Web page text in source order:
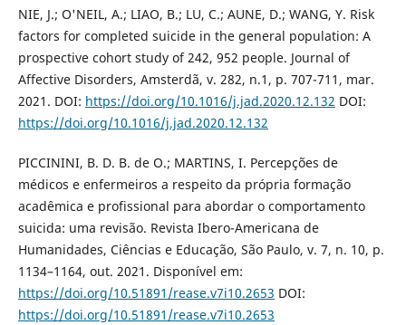
NIE, J.; O'NEIL, A.; LIAO, B.; LU, C.; AUNE, D.; WANG, Y. Risk
factors for completed suicide in the general population: A
prospective cohort study of 242, 952 people. Journal of
Affective Disorders, Amsterdã, v. 282, n.1, p. 707-711, mar.
2021. DOI: https://doi.org/10.1016/j.jad.2020.12.132 DOI:
https://doi.org/10.1016/j.jad.2020.12.132
PICCININI, B. D. B. de O.; MARTINS, I. Percepções de
médicos e enfermeiros a respeito da própria formação
acadêmica e profissional para abordar o comportamento
suicida: uma revisão. Revista Ibero-Americana de
Humanidades, Ciências e Educação, São Paulo, v. 7, n. 10, p.
1134–1164, out. 2021. Disponível em:
https://doi.org/10.51891/rease.v7i10.2653 DOI:
https://doi.org/10.51891/rease.v7i10.2653